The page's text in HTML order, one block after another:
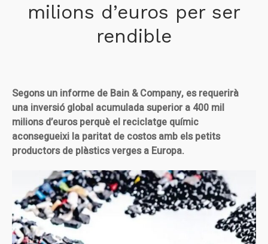
milions d’euros per ser
rendible
Segons un informe de Bain & Company, es requerirà
una inversió global acumulada superior a 400 mil
milions d’euros perquè el reciclatge químic
aconsegueixi la paritat de costos amb els petits
productors de plàstics verges a Europa.